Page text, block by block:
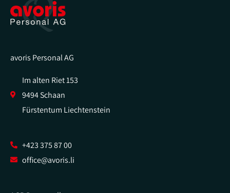
avoris Personal AG
Im alten Riet 153
9494 Schaan
Fürstentum Liechtenstein
+423 375 87 00
office@avoris.li